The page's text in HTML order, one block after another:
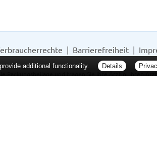
Barrierefreiheit
Packungsbeilage und fragen Sie Ihre Ärztin, Ihren
additional functionality. Details